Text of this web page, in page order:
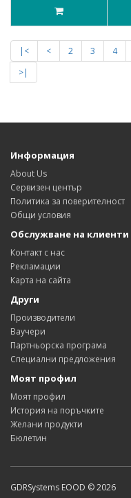
|< < 2 3 4
>|
Информация
About Us
Сервизен център
Политика за поверителност
Общи условия
Обслужване на клиенти
Контакт с нас
Рекламации
Карта на сайта
Други
Производители
Ваучери
Партньорска програма
Специални предложения
Моят профил
Моят профил
История на поръчките
Желани продукти
Бюлетин
GDRSystems EOOD © 2026